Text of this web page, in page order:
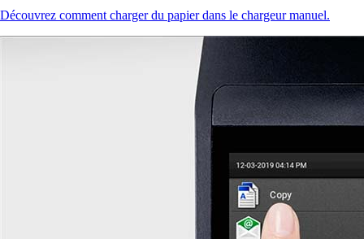
Découvrez comment charger du papier dans le chargeur manuel.